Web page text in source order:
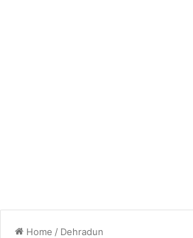
Home / Dehradun